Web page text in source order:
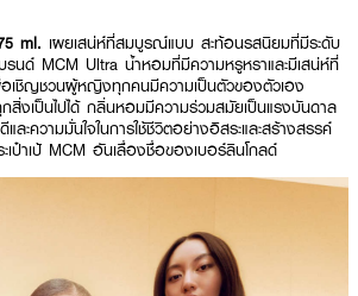
ml. เผยเสน่ห์ที่สมบูรณ์แบบ สะท้อนรสนิยมที่มีระดับ
นด์ MCM Ultra น้ำหอมที่มีความหรูหราและมีเสน่ห์ที่
เชิญชวนผู้หญิงทุกคนมีความเป็นตัวของตัวเอง
กสิ่งเป็นไปได้ กลิ่นหอมมีความร่วมสมัยเป็นแรงบันดาล
ละความมั่นใจในการใช้ชีวิตอย่างอิสระและสร้างสรรค์
เป๋าเป้ MCM อันเลื่องชื่อของเบอร์ลินโกลด์